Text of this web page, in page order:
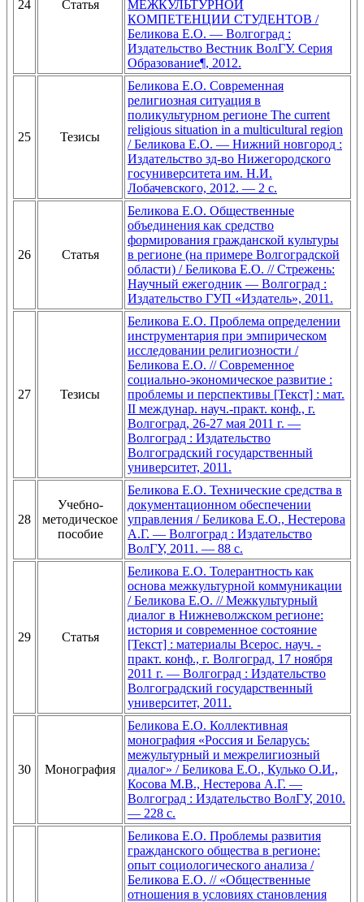
24 Статья
МЕЖКУЛЬТУРНОЙ
КОМПЕТЕНЦИИ СТУДЕНТОВ /
Беликова Е.О. — Волгоград :
Издательство Вестник ВолГУ. Серия
Образование¶, 2012.
25 Тезисы
Беликова Е.О. Современная
религиозная ситуация в
поликультурном регионе The current
religious situation in a multicultural region
/ Беликова Е.О. — Нижний новгород :
Издательство зд-во Нижегородского
госуниверситета им. Н.И.
Лобачевского, 2012. — 2 с.
26 Статья
Беликова Е.О. Общественные
объединения как средство
формирования гражданской культуры
в регионе (на примере Волгоградской
области) / Беликова Е.О. // Стрежень:
Научный ежегодник — Волгоград :
Издательство ГУП «Издатель», 2011.
27 Тезисы
Беликова Е.О. Проблема определении
инструментария при эмпирическом
исследовании религиозности /
Беликова Е.О. // Современное
социально-экономическое развитие :
проблемы и перспективы [Текст] : мат.
II междунар. науч.-практ. конф., г.
Волгоград, 26-27 мая 2011 г. —
Волгоград : Издательство
Волгоградский государственный
университет, 2011.
28
Учебно-
методическое
пособие
Беликова Е.О. Технические средства в
документационном обеспечении
управления / Беликова Е.О., Нестерова
А.Г. — Волгоград : Издательство
ВолГУ, 2011. — 88 с.
29 Статья
Беликова Е.О. Толерантность как
основа межкультурной коммуникации
/ Беликова Е.О. // Межкультурный
диалог в Нижневолжском регионе:
история и современное состояние
[Текст] : материалы Всерос. науч. -
практ. конф., г. Волгоград, 17 ноября
2011 г. — Волгоград : Издательство
Волгоградский государственный
университет, 2011.
30 Монография
Беликова Е.О. Коллективная
монография «Россия и Беларусь:
межультурный и межрелигиозный
диалог» / Беликова Е.О., Кулько О.И.,
Косова М.В., Нестерова А.Г. —
Волгоград : Издательство ВолГУ, 2010.
— 228 с.
Беликова Е.О. Проблемы развития
гражданского общества в регионе:
опыт социологического анализа /
Беликова Е.О. // «Общественные
отношения в условиях становления